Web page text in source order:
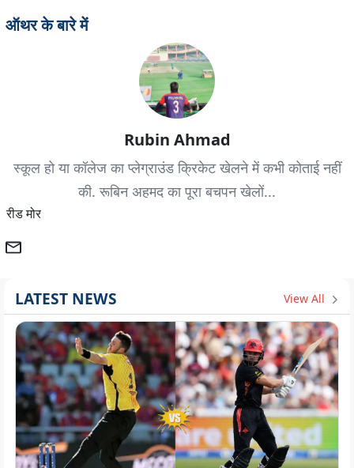
ऑथर के बारे में
Rubin Ahmad
स्कूल हो या कॉलेज का प्लेग्राउंड क्रिकेट खेलने में कभी कोताई नहीं
की. रूबिन अहमद का पूरा बचपन खेलों...
रीड मोर
LATEST NEWS View All